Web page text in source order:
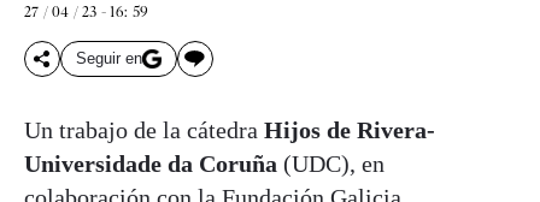
27 / 04 / 23 - 16: 59
Seguir en
Un trabajo de la cátedra Hijos de Rivera-
Universidade da Coruña (UDC), en
colaboración con la Fundación Galicia